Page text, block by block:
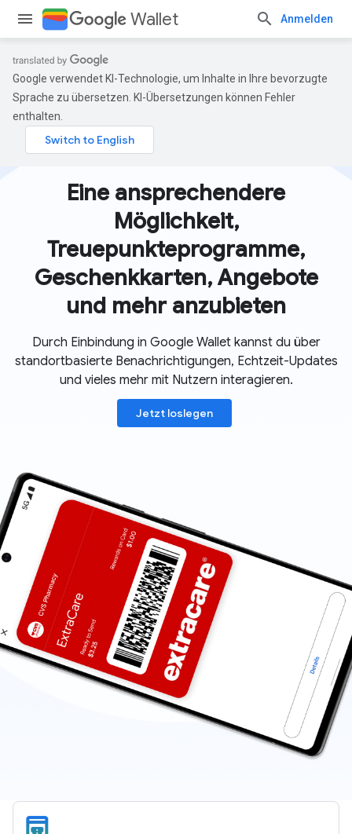
Wallet Anmelden
Google verwendet KI-Technologie, um Inhalte in Ihre bevorzugte
Sprache zu übersetzen. KI-Übersetzungen können Fehler
enthalten.
Eine ansprechendere
Möglichkeit,
Treuepunkteprogramme,
Geschenkkarten, Angebote
und mehr anzubieten
Durch Einbindung in Google Wallet kannst du über
standortbasierte Benachrichtigungen, Echtzeit-Updates
und vieles mehr mit Nutzern interagieren.
Jetzt loslegen